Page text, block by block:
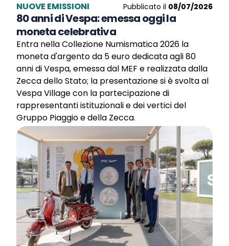
NUOVE EMISSIONI Pubblicato il 08/07/2026
80 anni di Vespa: emessa oggi la
moneta celebrativa
Entra nella Collezione Numismatica 2026 la
moneta d'argento da 5 euro dedicata agli 80
anni di Vespa, emessa dal MEF e realizzata dalla
Zecca dello Stato; la presentazione si è svolta al
Vespa Village con la partecipazione di
rappresentanti istituzionali e dei vertici del
Gruppo Piaggio e della Zecca.